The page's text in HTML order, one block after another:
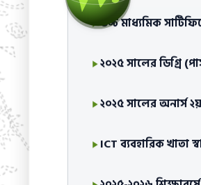
উচ্চ মাধ্যমিক
২০২৫ সালের ডিগ্রি
২০২৫ সালের অনার্স
ICT ব্যবহারিক খাতা
২০২৫-২০২৬